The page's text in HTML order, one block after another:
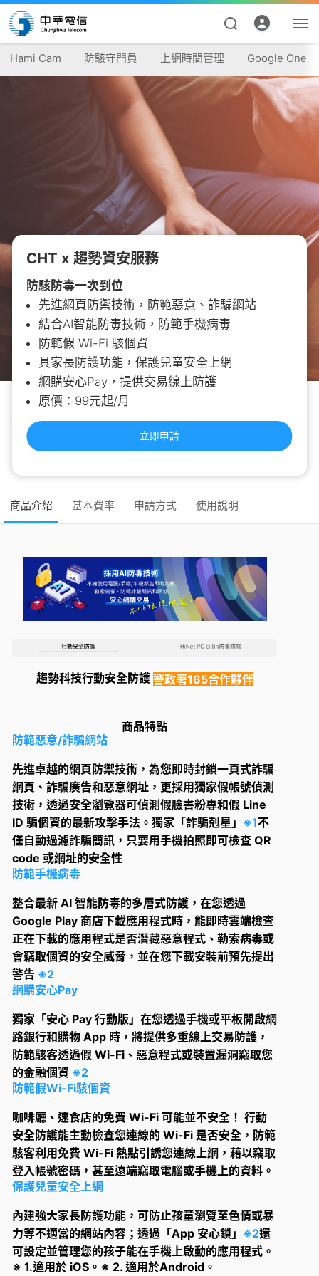
資費合約
帳單繳費
我的帳號
Hami Cam 防駭守門員 上網時間管理 Google One
CHT x 趨勢資安服務
防駭防毒一次到位
先進網頁防禦技術，防範惡意、詐騙網站
結合AI智能防毒技術，防範手機病毒
防範假 Wi-Fi 駭個資
具家長防護功能，保護兒童安全上網
網購安心Pay，提供交易線上防護
原價：99元起/月
立即申請
商品介紹 基本費率 申請方式 使用說明
趨勢科技行動安全防護 警政署165合作夥伴
商品特點
防範惡意/詐騙網站
先進卓越的網頁防禦技術，為您即時封鎖一頁式詐騙
網頁、詐騙廣告和惡意網址，更採用獨家假帳號偵測
技術，透過安全瀏覽器可偵測假臉書粉專和假 Line
ID 騙個資的最新攻擊手法。獨家「詐騙剋星」 ※1不
僅自動過濾詐騙簡訊，只要用手機拍照即可檢查 QR
code 或網址的安全性
防範手機病毒
整合最新 AI 智能防毒的多層式防護，在您透過
Google Play 商店下載應用程式時，能即時雲端檢查
正在下載的應用程式是否潛藏惡意程式、勒索病毒或
會竊取個資的安全威脅，並在您下載安裝前預先提出
警告 ※2
網購安心Pay
獨家「安心 Pay 行動版」在您透過手機或平板開啟網
路銀行和購物 App 時，將提供多重線上交易防護，
防範駭客透過假 Wi-Fi、惡意程式或裝置漏洞竊取您
的金融個資 ※2
防範假Wi-Fi駭個資
咖啡廳、速食店的免費 Wi-Fi 可能並不安全！ 行動
安全防護能主動檢查您連線的 Wi-Fi 是否安全，防範
駭客利用免費 Wi-Fi 熱點引誘您連線上網，藉以竊取
登入帳號密碼，甚至遠端竊取電腦或手機上的資料。
保護兒童安全上網
內建強大家長防護功能，可防止孩童瀏覽至色情或暴
力等不適當的網站內容；透過「App 安心鎖」 ※2還
可設定並管理您的孩子能在手機上啟動的應用程式。
※ 1.適用於 iOS。 ※ 2. 適用於Android。